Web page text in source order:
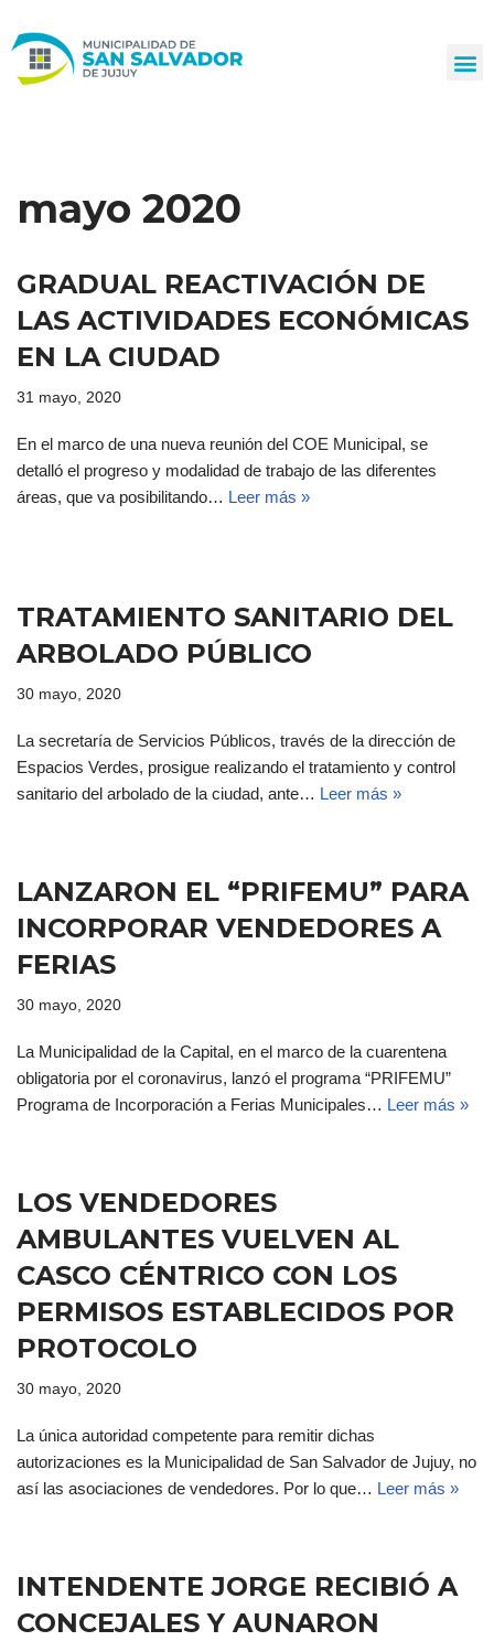
al
mayo 2020
GRADUAL REACTIVACIÓN DE
LAS ACTIVIDADES ECONÓMICAS
EN LA CIUDAD
31 mayo, 2020
En el marco de una nueva reunión del COE Municipal, se
detalló el progreso y modalidad de trabajo de las diferentes
áreas, que va posibilitando… Leer más »
TRATAMIENTO SANITARIO DEL
ARBOLADO PÚBLICO
30 mayo, 2020
La secretaría de Servicios Públicos, través de la dirección de
Espacios Verdes, prosigue realizando el tratamiento y control
sanitario del arbolado de la ciudad, ante… Leer más »
LANZARON EL “PRIFEMU” PARA
INCORPORAR VENDEDORES A
FERIAS
30 mayo, 2020
La Municipalidad de la Capital, en el marco de la cuarentena
obligatoria por el coronavirus, lanzó el programa “PRIFEMU”
Programa de Incorporación a Ferias Municipales… Leer más »
LOS VENDEDORES
AMBULANTES VUELVEN AL
CASCO CÉNTRICO CON LOS
PERMISOS ESTABLECIDOS POR
PROTOCOLO
30 mayo, 2020
La única autoridad competente para remitir dichas
autorizaciones es la Municipalidad de San Salvador de Jujuy, no
así las asociaciones de vendedores. Por lo que… Leer más »
INTENDENTE JORGE RECIBIÓ A
CONCEJALES Y AUNARON